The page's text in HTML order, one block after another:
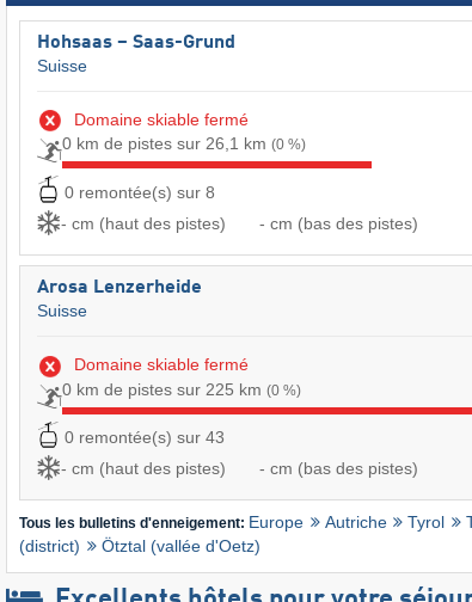
Hohsaas – Saas-Grund
Suisse
Domaine skiable fermé
0 km de pistes sur 26,1 km (0 %)
0 remontée(s) sur 8
- cm (haut des pistes)
- cm (bas des pistes)
Arosa Lenzerheide
Suisse
Domaine skiable fermé
0 km de pistes sur 225 km (0 %)
0 remontée(s) sur 43
- cm (haut des pistes)
- cm (bas des pistes)
Tous les bulletins d'enneigement: Europe Autriche Tyrol
(district)
Ötztal (vallée d'Oetz)